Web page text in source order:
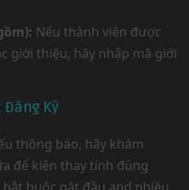
Nếu thành viên được
giới thiệu, hãy nhập mã giới
Đăng Ký
thông báo, hãy khám
để kiên thay tính đúng